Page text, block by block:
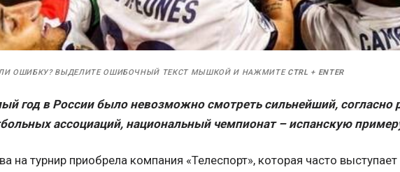
ОШИБКУ? ВЫДЕЛИТЕ ОШИБОЧНЫЙ ТЕКСТ МЫШКОЙ И НАЖМИТЕ CTRL + ENTER
год в России было невозможно смотреть сильнейший, согласно
ассоциаций, национальный чемпионат – испанскую
на турнир приобрела компания «Телеспорт», которая часто